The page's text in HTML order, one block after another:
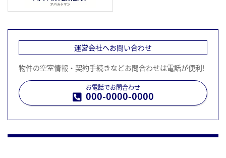
運営会社へお問い合わせ
物件の空室情報・契約手続きなどお問合わせは電話が便利!
お電話でお問合わせ
000-0000-0000